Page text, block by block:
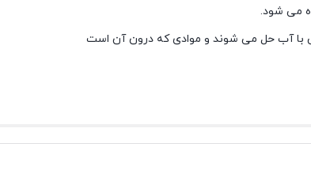
می شود.
با آب حل می شوند و موادی که درون آن است